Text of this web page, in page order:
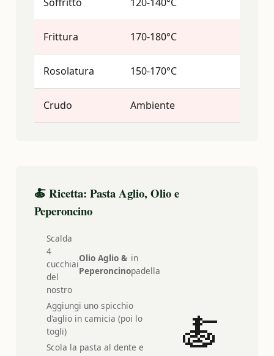
Frittura 170-180°C
Rosolatura 150-170°C
Crudo Ambiente
🍝 Ricetta: Pasta Aglio, Olio e
Peperoncino
Scalda
4
cucchiai
del
nostro
Olio Aglio &
Peperoncino
in
padella
Aggiungi uno spicchio
d'aglio in camicia (poi lo
togli)
Scola la pasta al dente e
🍝